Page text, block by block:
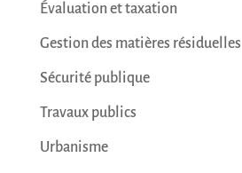
Évaluation et taxation
Gestion des matières résiduelles
Sécurité publique
Travaux publics
Urbanisme